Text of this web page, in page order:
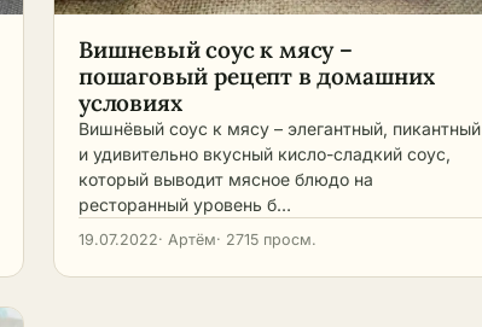
Вишневый соус к мясу –
пошаговый рецепт в домашних
условиях
Вишнёвый соус к мясу – элегантный, пикантный
и удивительно вкусный кисло-сладкий соус,
который выводит мясное блюдо на
ресторанный уровень б…
19.07.2022· Артём· 2715 просм.